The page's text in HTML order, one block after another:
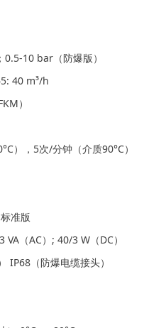
10 bar（防爆版）
40 m³/h
）
），5次/分钟（介质90°C）
准版
（AC）; 40/3 W（DC）
IP68（防爆电缆接头）